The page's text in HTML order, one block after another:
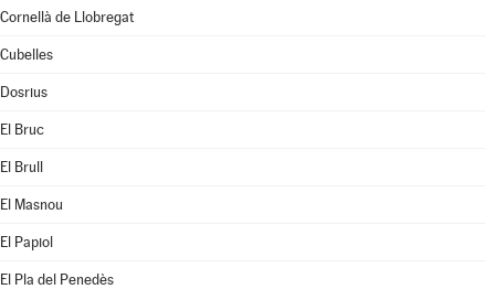
Cornellà de Llobregat
Cubelles
Dosrius
El Bruc
El Brull
El Masnou
El Papiol
El Pla del Penedès